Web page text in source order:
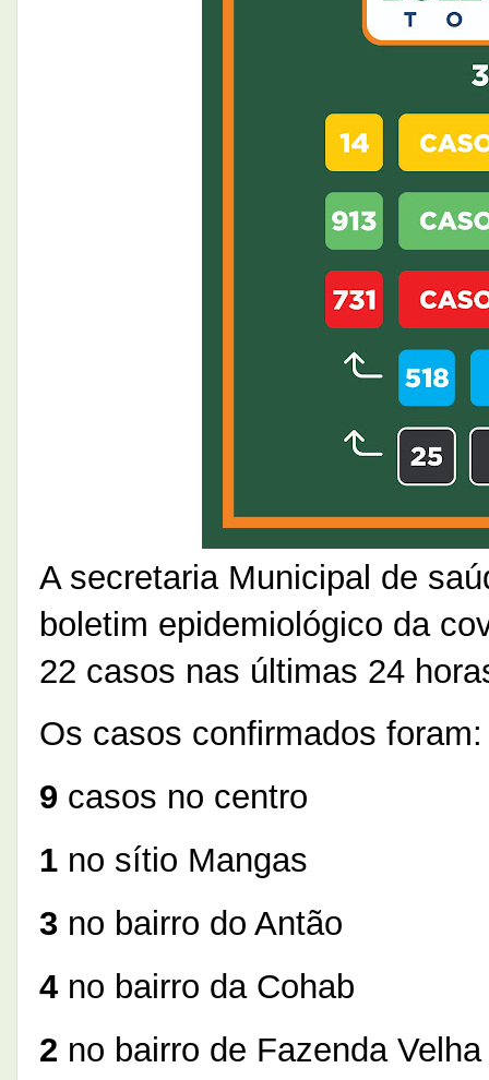
A secretaria Municipal de
boletim epidemiológico da
22 casos nas últimas 24
Os casos confirmados foram:
9 casos no centro
1 no sítio Mangas
3 no bairro do Antão
4 no bairro da Cohab
2 no bairro de Fazenda Velha